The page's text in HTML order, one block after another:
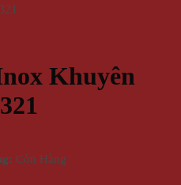
Khuyên
Còn Hàng